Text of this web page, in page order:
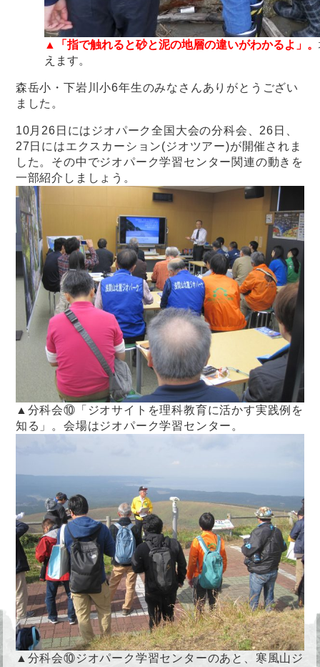
▲「指で触れると砂と泥の地層の違いがわかるよ」。
えます。
森岳小・下岩川小6年生のみなさんありがとうござい
ました。
10月26日にはジオパーク全国大会の分科会、26日、
27日にはエクスカーション(ジオツアー)が開催されま
した。その中でジオパーク学習センター関連の動きを
一部紹介しましょう。
▲分科会⑩「ジオサイトを理科教育に活かす実践例を
知る」。会場はジオパーク学習センター。
▲分科会⑩ジオパーク学習センターのあと、寒風山ジ